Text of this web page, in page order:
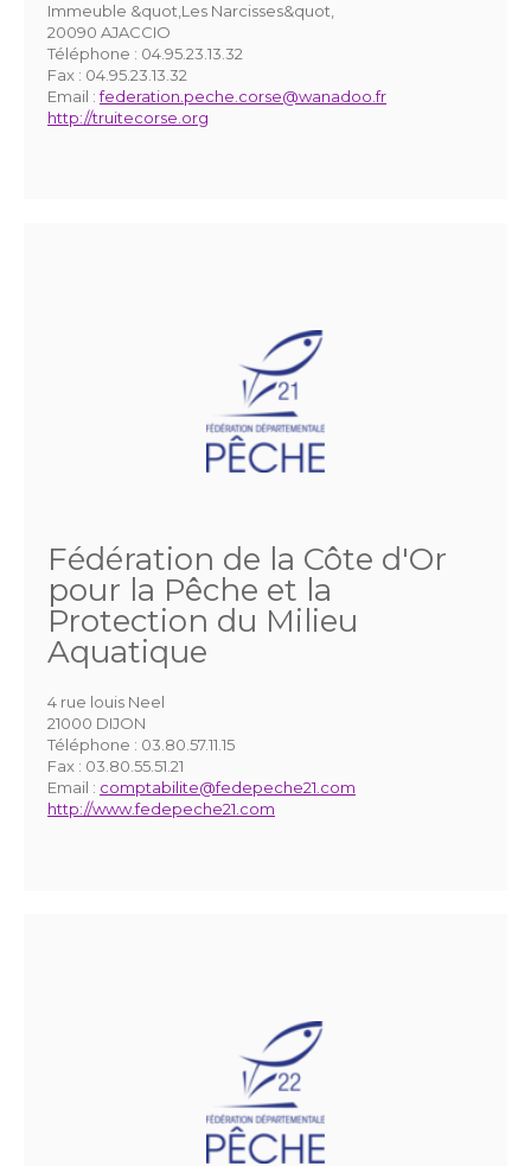
Immeuble &quot,Les Narcisses&quot,
20090 AJACCIO
Téléphone : 04.95.23.13.32
Fax : 04.95.23.13.32
Email :federation.peche.corse@wanadoo.fr
http://truitecorse.org
Fédération de la Côte d'Or
pour la Pêche et la
Protection du Milieu
Aquatique
4 rue louis Neel
21000 DIJON
Téléphone : 03.80.57.11.15
Fax : 03.80.55.51.21
Email : comptabilite@fedepeche21.com
http://www.fedepeche21.com